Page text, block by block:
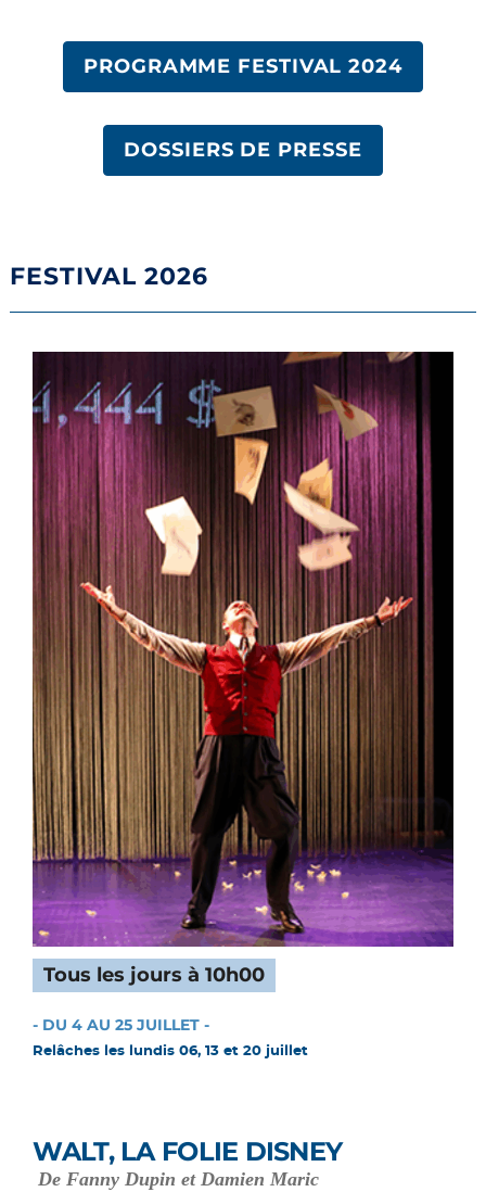
PROGRAMME FESTIVAL 2024
DOSSIERS DE PRESSE
FESTIVAL 2026
Tous les jours à 10h00
- DU 4 AU 25 JUILLET -
Relâches les lundis 06, 13 et 20 juillet
WALT, LA FOLIE DISNEY
De Fanny Dupin et Damien Maric